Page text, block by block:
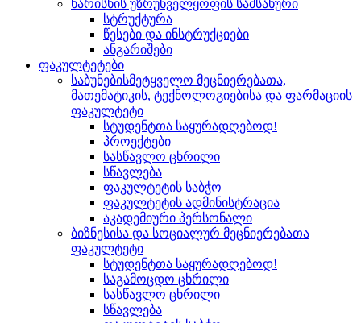
ხარისხის უზრუნველყოფის სამსახური
სტრუქტურა
წესები და ინსტრუქციები
ანგარიშები
ფაკულტეტები
საბუნებისმეტყველო მეცნიერებათა,
მათემატიკის, ტექნოლოგიებისა და ფარმაციის
ფაკულტეტი
სტუდენტთა საყურადღებოდ!
პროექტები
სასწავლო ცხრილი
სწავლება
ფაკულტეტის საბჭო
ფაკულტეტის ადმინისტრაცია
აკადემიური პერსონალი
ბიზნესისა და სოციალურ მეცნიერებათა
ფაკულტეტი
სტუდენტთა საყურადღებოდ!
საგამოცდო ცხრილი
სასწავლო ცხრილი
სწავლება